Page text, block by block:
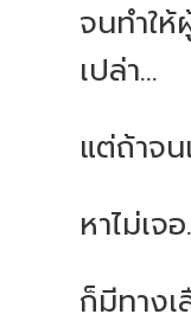
จนทำให้
เปล่า...
แต่ถ้าจ
หาไม่เจ
ก็มีทางเ